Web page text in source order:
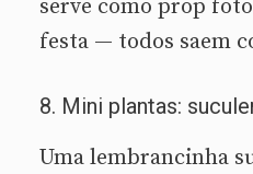
serve como prop
festa — todos saem
8. Mini plantas:
Uma lembrancinha